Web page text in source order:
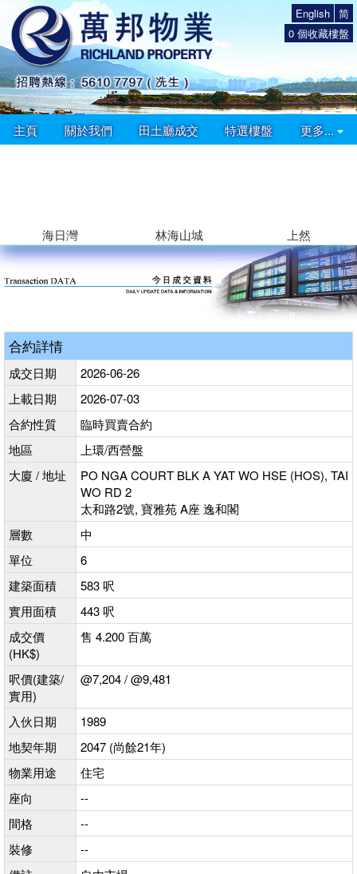
简
English
0 個收藏樓盤
主頁 關於我們 田土廳成交 特選樓盤 更多...
海日灣 林海山城 上然
合約詳情
成交日期
2026-06-26
上載日期
2026-07-03
合約性質
臨時買賣合約
地區
上環/西營盤
大廈 / 地址
PO NGA COURT BLK A YAT WO HSE (HOS), TAI
WO RD 2
太和路2號, 寶雅苑 A座 逸和閣
層數
中
單位
6
建築面積
583 呎
實用面積
443 呎
成交價
(HK$)
售 4.200 百萬
呎價(建築/
實用)
@7,204 / @9,481
入伙日期
1989
地契年期
2047 (尚餘21年)
物業用途
住宅
座向
--
間格
--
裝修
--